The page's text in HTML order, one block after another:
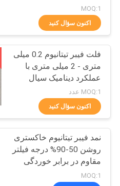
کارخانه
کنترل
کیفیت
ما
تماس
بگیرید
الیاف تیتانیوم
فیبر نیکل
4
MOQ:1
اکنون سؤال کنید
فلت فیبر تیتانیوم 0.2 میلی
متری - 2 میلی متری با
عملکرد دینامیک سیال
MOQ:1 عدد
اکنون سؤال کنید
نمد فیبر تیتانیوم خاکستری
روشن 50-90% درجه فیلتر
مقاوم در برابر خوردگی
MOQ:1